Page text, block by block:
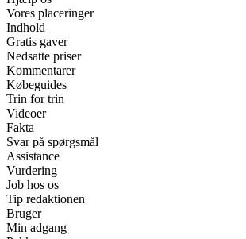
Vores placeringer
Indhold
Gratis gaver
Nedsatte priser
Kommentarer
Købeguides
Trin for trin
Videoer
Fakta
Svar på spørgsmål
Assistance
Vurdering
Job hos os
Tip redaktionen
Bruger
Min adgang